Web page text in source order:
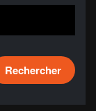
Rechercher